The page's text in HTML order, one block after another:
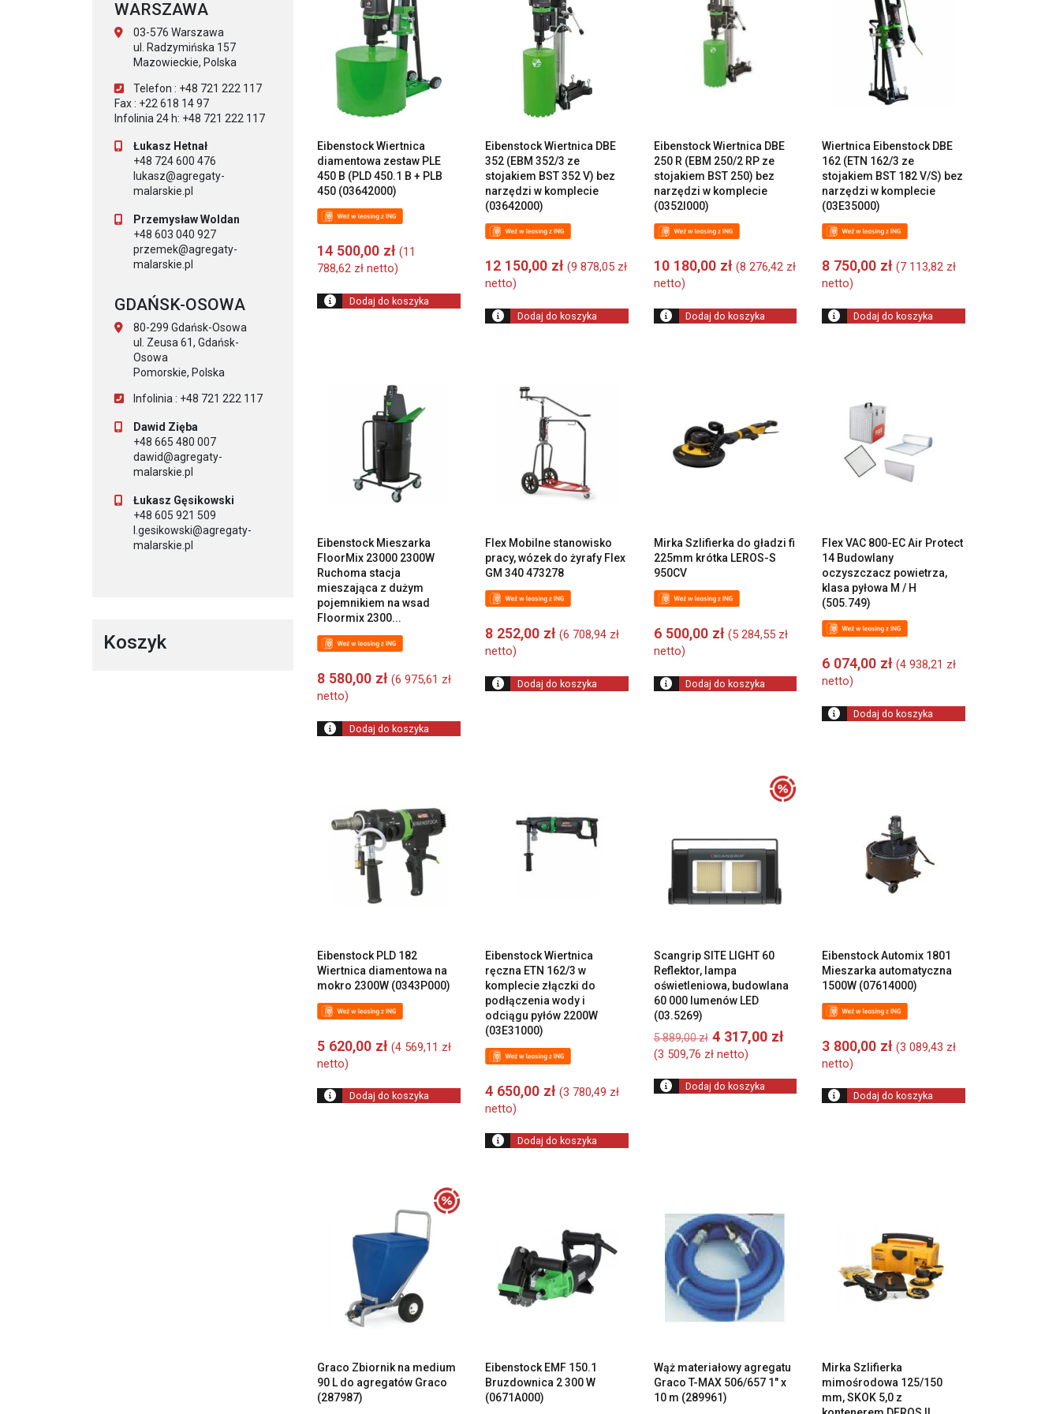
Eibenstock Wiertnica
diamentowa zestaw PLE
450 B (PLD 450.1 B + PLB
450 (03642000)
14 500,00 zł (11
788,62 zł netto)
Dodaj do koszyka
Eibenstock Wiertnica DBE
352 (EBM 352/3 ze
stojakiem BST 352 V) bez
narzędzi w komplecie
(03642000)
12 150,00 zł (9 878,05 zł
netto)
Dodaj do koszyka
Eibenstock Wiertnica DBE
250 R (EBM 250/2 RP ze
stojakiem BST 250) bez
narzędzi w komplecie
(0352I000)
10 180,00 zł (8 276,42 zł
netto)
Dodaj do koszyka
Wiertnica Eibenstock DBE
162 (ETN 162/3 ze
stojakiem BST 182 V/S) bez
narzędzi w komplecie
(03E35000)
8 750,00 zł (7 113,82 zł
netto)
Dodaj do koszyka
Eibenstock Mieszarka
FloorMix 23000 2300W
Ruchoma stacja
mieszająca z dużym
pojemnikiem na wsad
Floormix 2300...
8 580,00 zł (6 975,61 zł
netto)
Dodaj do koszyka
Flex Mobilne stanowisko
pracy, wózek do żyrafy Flex
GM 340 473278
8 252,00 zł (6 708,94 zł
netto)
Dodaj do koszyka
Mirka Szlifierka do gładzi fi
225mm krótka LEROS-S
950CV
6 500,00 zł (5 284,55 zł
netto)
Dodaj do koszyka
Flex VAC 800-EC Air Protect
14 Budowlany
oczyszczacz powietrza,
klasa pyłowa M / H
(505.749)
6 074,00 zł (4 938,21 zł
netto)
Dodaj do koszyka
Eibenstock PLD 182
Wiertnica diamentowa na
mokro 2300W (0343P000)
5 620,00 zł (4 569,11 zł
netto)
Dodaj do koszyka
Eibenstock Wiertnica
ręczna ETN 162/3 w
komplecie złączki do
podłączenia wody i
odciągu pyłów 2200W
(03E31000)
4 650,00 zł (3 780,49 zł
netto)
Dodaj do koszyka
Scangrip SITE LIGHT 60
Reflektor, lampa
oświetleniowa, budowlana
60 000 lumenów LED
(03.5269)
5 889,00zł Pierwotna
cena
wynosiła:
5
889,00 zł.
4 317,00 złAktualna
wynosi:
4
317,00 zł.
(3 509,76 złnetto)
Dodaj do koszyka
Eibenstock Automix 1801
Mieszarka automatyczna
1500W (07614000)
3 800,00 zł (3 089,43 zł
netto)
Dodaj do koszyka
Graco Zbiornik na medium
90 L do agregatów Graco
(287987)
Eibenstock EMF 150.1
Bruzdownica 2 300 W
(0671A000)
Wąż materiałowy agregatu
Graco T-MAX 506/657 1″ x
10 m (289961)
Mirka Szlifierka
mimośrodowa 125/150
mm, SKOK 5,0 z
WARSZAWA
03-576 Warszawa
ul. Radzymińska 157
Mazowieckie, Polska
Telefon : +48 721 222 117
Fax : +22 618 14 97
Infolinia 24 h: +48 721 222 117
Łukasz Hetnał
+48 724 600 476
lukasz@agregaty-
malarskie.pl
Przemysław Woldan
+48 603 040 927
przemek@agregaty-
malarskie.pl
GDAŃSK-OSOWA
80-299 Gdańsk-Osowa
ul. Zeusa 61, Gdańsk-
Osowa
Pomorskie, Polska
Infolinia : +48 721 222 117
Dawid Zięba
+48 665 480 007
dawid@agregaty-
malarskie.pl
Łukasz Gęsikowski
+48 605 921 509
l.gesikowski@agregaty-
malarskie.pl
Koszyk